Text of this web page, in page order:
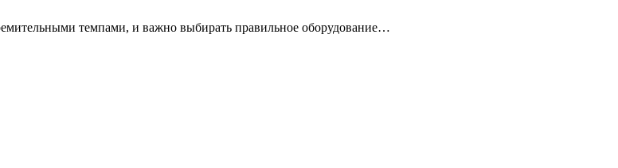
темпами, и важно выбирать правильное оборудование…